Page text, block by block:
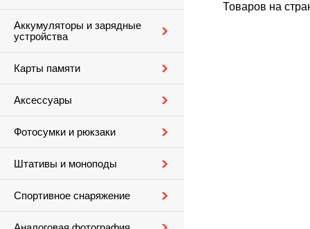
Аккумуляторы и зарядные
устройства
Карты памяти
Аксессуары
Фотосумки и рюкзаки
Штативы и моноподы
Спортивное снаряжение
Товаров на